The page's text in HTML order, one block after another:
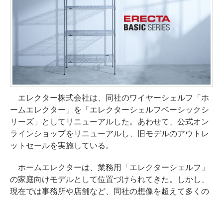
エレクター株式会社は、同社のワイヤーシェルフ「ホ
ームエレクター」を「エレクターシェルフベーシックシ
リーズ」としてリニューアルした。あわせて、公式オン
ラインショップをリニューアルし、旧モデルのアウトレ
ットセールを実施している。
ホームエレクターは、業務用「エレクターシェルフ」
の家庭向けモデルとして位置づけられてきた。しかし、
現在では事務所や店舗など、同社の想像を超えて多くの